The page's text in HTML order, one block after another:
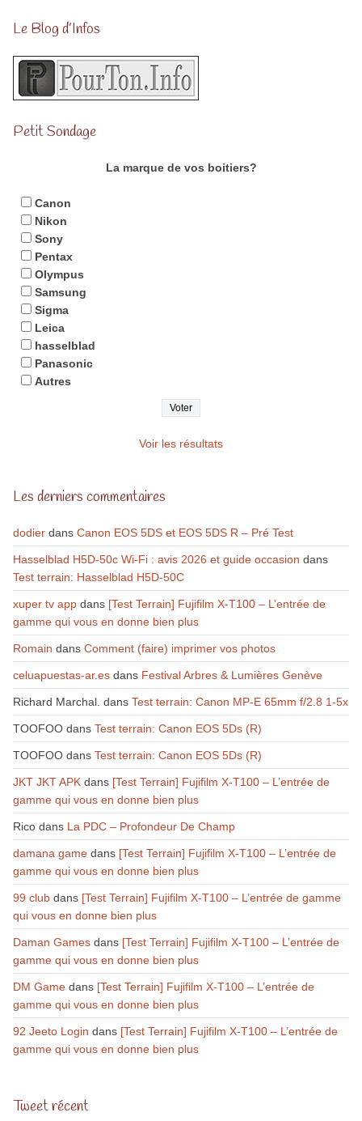
Le Blog d’Infos
Petit Sondage
La marque de vos boitiers?
Canon
Nikon
Sony
Pentax
Olympus
Samsung
Sigma
Leica
hasselblad
Panasonic
Autres
Voir les résultats
Les derniers commentaires
dodierdans Canon EOS 5DS et EOS 5DS R – Pré Test
Hasselblad H5D-50c Wi-Fi : avis 2026 et guide occasion dans
Test terrain: Hasselblad H5D-50C
xuper tv appdans [Test Terrain] Fujifilm X-T100 – L’entrée de
gamme qui vous en donne bien plus
Romain dans Comment (faire) imprimer vos photos
celuapuestas-ar.esdans Festival Arbres & Lumières Genève
Richard Marchal. dans Test terrain: Canon MP-E 65mm f/2.8 1-5x
TOOFOOdans Test terrain: Canon EOS 5Ds (R)
TOOFOOdans Test terrain: Canon EOS 5Ds (R)
JKT JKT APKdans [Test Terrain] Fujifilm X-T100 – L’entrée de
gamme qui vous en donne bien plus
Ricodans La PDC – Profondeur De Champ
damana gamedans [Test Terrain] Fujifilm X-T100 – L’entrée de
gamme qui vous en donne bien plus
99 clubdans [Test Terrain] Fujifilm X-T100 – L’entrée de gamme
qui vous en donne bien plus
Daman Gamesdans [Test Terrain] Fujifilm X-T100 – L’entrée de
gamme qui vous en donne bien plus
DM Gamedans [Test Terrain] Fujifilm X-T100 – L’entrée de
gamme qui vous en donne bien plus
92 Jeeto Login dans [Test Terrain] Fujifilm X-T100 – L’entrée de
gamme qui vous en donne bien plus
Tweet récent